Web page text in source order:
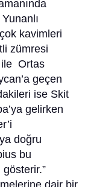
kavimleri
zümresi
ile Ortas
geçen
ise Skit
gelirken
doğru
bu
dair bir